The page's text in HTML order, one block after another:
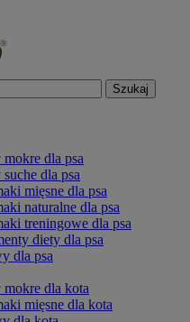
dla psa
dla psa
mięsne dla psa
naturalne dla psa
treningowe dla psa
diety dla psa
dla psa
dla kota
mięsne dla kota